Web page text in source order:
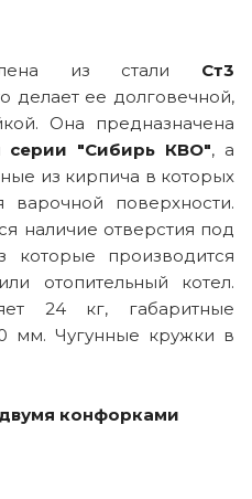
из стали Ст3
делает ее долговечной,
Она предназначена
серии "Сибирь КВО", а
из кирпича в которых
поверхности.
наличие отверстия под
которые производится
отопительный котел.
24 кг, габаритные
мм. Чугунные кружки в
конфорками